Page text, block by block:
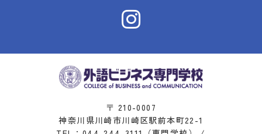
〒 210-0007
神奈川県川崎市川崎区駅前本町22-1